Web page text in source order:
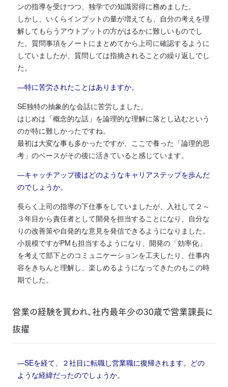
ンの指導を受けつつ、独学での知識習得に務めました。
しかし、いくらインプットの量が増えても、自分の考えを理
解してもらうアウトプットの方がはるかに難しいものでし
た。質問事項をノートにまとめてから上司に確認するように
していましたが、質問しては指摘されることの繰り返しでし
た。
―特に苦労されたことはありますか。
SE独特の抽象的な会話に苦労しました。
はじめは「概念的な話」を論理的な理解に落とし込むという
のが特に難しかったですね。
最初は大変な事も多かったですが、ここで養った「論理的思
考」のベースがその後に活きていると感じています。
―キャッチアップ後はどのようなキャリアステップを歩んだ
のでしょうか。
長らく上司の指導の下仕事をしていましたが、入社して２～
３年目から責任者として開発を担当することになり、自分な
りの改善策や自発的な意見を発信できるようになりました。
小規模ですがPMも担当するようになり、開発の「効率化」
を考えて部下とのコミュニケーションを工夫したり、仕事内
容をきちんと理解し、楽しめるようになってきたのもこの時
期でした。
営業の経験を買われ、社内最年少の30歳で営業課長に
抜擢
―SEを経て、２社目に転職し営業職に復帰されます。どの
ような経緯だったのでしょうか。